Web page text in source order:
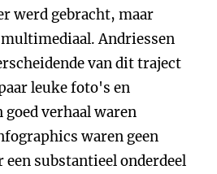
werd gebracht, maar
Andriessen
van dit traject
leuke foto's en
verhaal waren
waren geen
substantieel onderdeel